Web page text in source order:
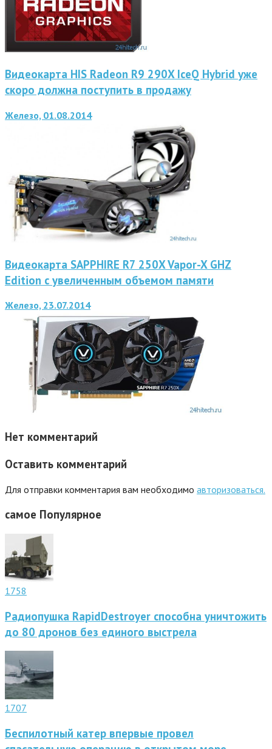
Видеокарта HIS Radeon R9 290X IceQ Hybrid уже
скоро должна поступить в продажу
Железо, 01.08.2014
Видеокарта SAPPHIRE R7 250X Vapor-X GHZ
Edition с увеличенным объемом памяти
Железо, 23.07.2014
Нет комментарий
Оставить комментарий
Для отправки комментария вам необходимо авторизоваться.
самое Популярное
1758
Радиопушка RapidDestroyer способна уничтожить
до 80 дронов без единого выстрела
1707
Беспилотный катер впервые провел